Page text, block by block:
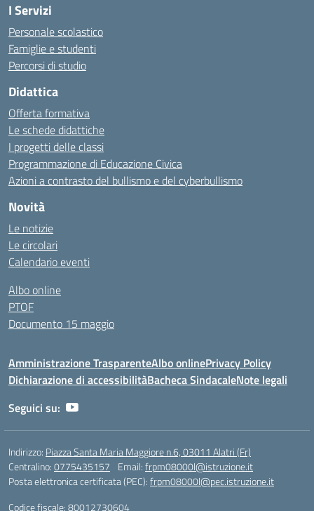
I Servizi
Personale scolastico
Famiglie e studenti
Percorsi di studio
Didattica
Offerta formativa
Le schede didattiche
I progetti delle classi
Programmazione di Educazione Civica
Azioni a contrasto del bullismo e del cyberbullismo
Novità
Le notizie
Le circolari
Calendario eventi
Albo online
PTOF
Documento 15 maggio
Amministrazione TrasparenteAlbo onlinePrivacy Policy
Dichiarazione di accessibilitàBacheca SindacaleNote legali
Seguici su:
Indirizzo: Piazza Santa Maria Maggiore n.6, 03011 Alatri (Fr)
Centralino:0775435157 Email:frpm08000l@istruzione.it
Posta elettronica certificata (PEC):frpm08000l@pec.istruzione.it
Codice fiscale: 80012730604